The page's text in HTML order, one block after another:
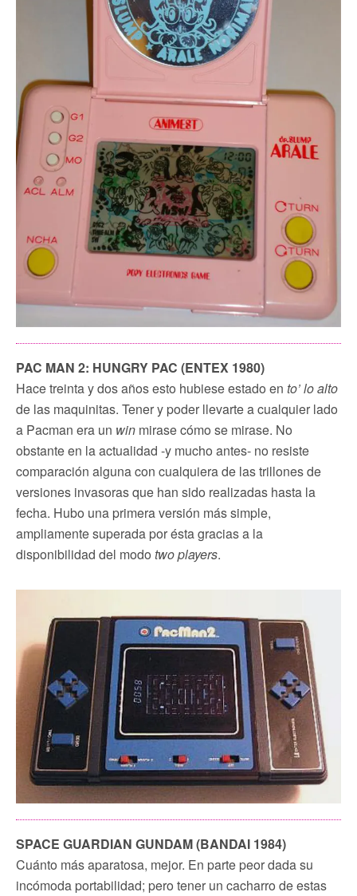
PAC MAN 2: HUNGRY PAC (ENTEX 1980)
Hace treinta y dos años esto hubiese estado en to’ lo alto
de las maquinitas. Tener y poder llevarte a cualquier lado
a Pacman era un win mirase cómo se mirase. No
obstante en la actualidad -y mucho antes- no resiste
comparación alguna con cualquiera de las trillones de
versiones invasoras que han sido realizadas hasta la
fecha. Hubo una primera versión más simple,
ampliamente superada por ésta gracias a la
disponibilidad del modo two players.
SPACE GUARDIAN GUNDAM (BANDAI 1984)
Cuánto más aparatosa, mejor. En parte peor dada su
incómoda portabilidad; pero tener un cacharro de estas